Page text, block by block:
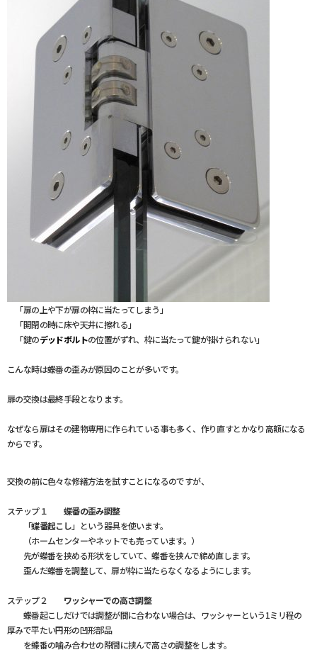
「扉の上や下が扉の枠に当たってしまう」
「開閉の時に床や天井に擦れる」
「鍵のデッドボルトの位置がずれ、枠に当たって鍵が掛けられない」
こんな時は蝶番の歪みが原因のことが多いです。
扉の交換は最終手段となります。
なぜなら扉はその建物専用に作られている事も多く、 作り直すとかなり高額になる
からです。
交換の前に色々な修繕方法を試すことになるのですが、
ステップ１ 蝶番の歪み調整
「蝶番起こし」という器具を使います。
（ホームセンターやネットでも売っています。）
先が蝶番を挟める形状をしていて、蝶番を挟んで締め直します。
歪んだ蝶番を調整して、扉が枠に当たらなくなるようにします。
ステップ２ ワッシャーでの高さ調整
蝶番起こしだけでは調整が間に合わない場合は、ワッシャーという1ミリ程の
厚みで平たい円形の凹形部品
を蝶番の噛み合わせの隙間に挟んで高さの調整をします。